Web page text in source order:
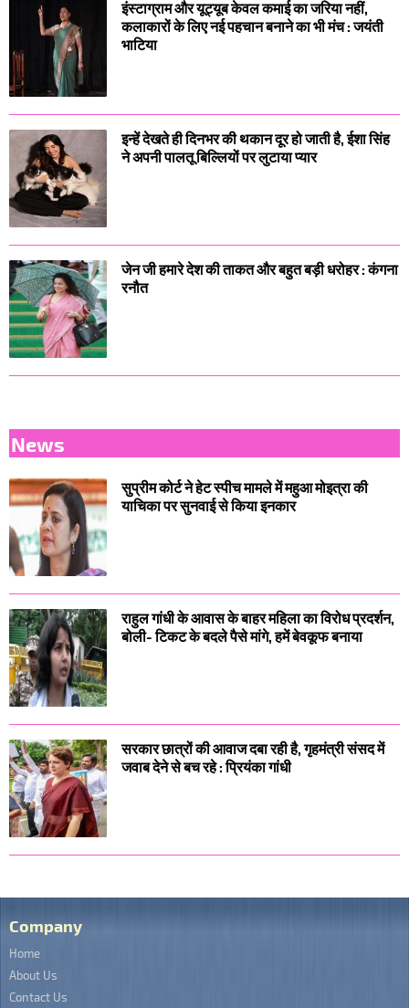
इंस्टाग्राम और यूट्यूब केवल कमाई का जरिया नहीं,
कलाकारों के लिए नई पहचान बनाने का भी मंच : जयंती
भाटिया
इन्हें देखते ही दिनभर की थकान दूर हो जाती है, ईशा सिंह
ने अपनी पालतू बिल्लियों पर लुटाया प्यार
जेन जी हमारे देश की ताकत और बहुत बड़ी धरोहर : कंगना
रनौत
News
सुप्रीम कोर्ट ने हेट स्पीच मामले में महुआ मोइत्रा की
याचिका पर सुनवाई से किया इनकार
राहुल गांधी के आवास के बाहर महिला का विरोध प्रदर्शन,
बोली- टिकट के बदले पैसे मांगे, हमें बेवकूफ बनाया
सरकार छात्रों की आवाज दबा रही है, गृहमंत्री संसद में
जवाब देने से बच रहे : प्रियंका गांधी
Company
Home
About Us
Contact Us